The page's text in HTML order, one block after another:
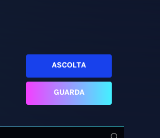
ASCOLTA
GUARDA